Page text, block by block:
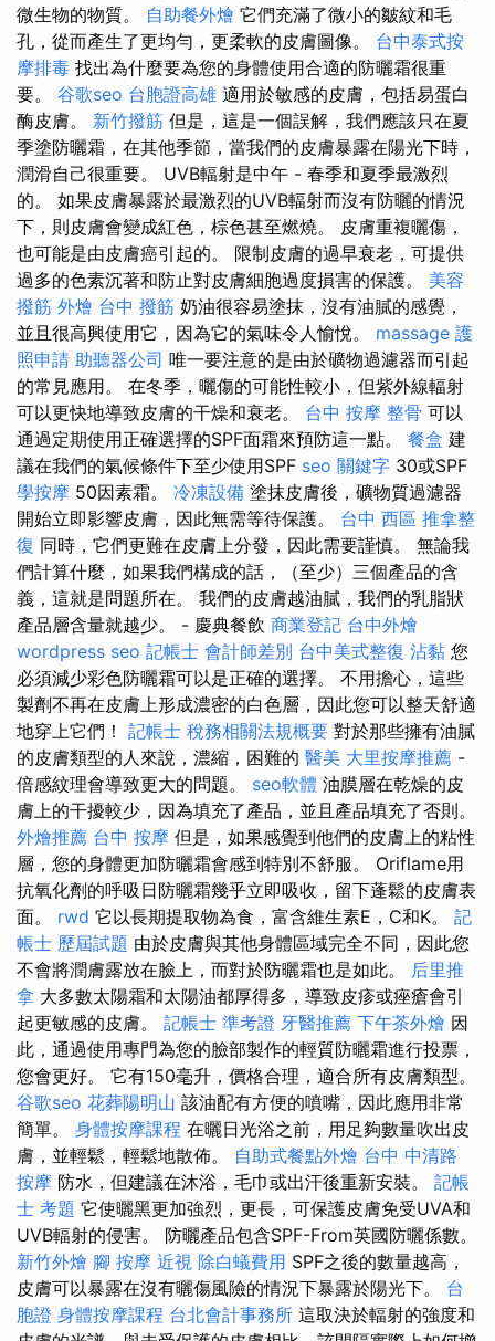
微生物的物質。 自助餐外燴 它們充滿了微小的皺紋和毛
孔，從而產生了更均勻，更柔軟的皮膚圖像。 台中泰式按
摩排毒 找出為什麼要為您的身體使用合適的防曬霜很重
要。 谷歌seo 台胞證高雄 適用於敏感的皮膚，包括易蛋白
酶皮膚。 新竹撥筋 但是，這是一個誤解，我們應該只在夏
季塗防曬霜，在其他季節，當我們的皮膚暴露在陽光下時，
潤滑自己很重要。 UVB輻射是中午 - 春季和夏季最激烈
的。 如果皮膚暴露於最激烈的UVB輻射而沒有防曬的情況
下，則皮膚會變成紅色，棕色甚至燃燒。 皮膚重複曬傷，
也可能是由皮膚癌引起的。 限制皮膚的過早衰老，可提供
過多的色素沉著和防止對皮膚細胞過度損害的保護。 美容
撥筋 外燴 台中 撥筋 奶油很容易塗抹，沒有油膩的感覺，
並且很高興使用它，因為它的氣味令人愉悅。 massage 護
照申請 助聽器公司 唯一要注意的是由於礦物過濾器而引起
的常見應用。 在冬季，曬傷的可能性較小，但紫外線輻射
可以更快地導致皮膚的干燥和衰老。 台中 按摩 整骨 可以
通過定期使用正確選擇的SPF面霜來預防這一點。 餐盒 建
議在我們的氣候條件下至少使用SPF seo 關鍵字 30或SPF
學按摩 50因素霜。 冷凍設備 塗抹皮膚後，礦物質過濾器
開始立即影響皮膚，因此無需等待保護。 台中 西區 推拿整
復 同時，它們更難在皮膚上分發，因此需要謹慎。 無論我
們計算什麼，如果我們構成的話，（至少）三個產品的含
義，這就是問題所在。 我們的皮膚越油膩，我們的乳脂狀
產品層含量就越少。 - 慶典餐飲 商業登記 台中外燴
wordpress seo 記帳士 會計師差別 台中美式整復 沾黏 您
必須減少彩色防曬霜可以是正確的選擇。 不用擔心，這些
製劑不再在皮膚上形成濃密的白色層，因此您可以整天舒適
地穿上它們！ 記帳士 稅務相關法規概要 對於那些擁有油膩
的皮膚類型的人來說，濃縮，困難的 醫美 大里按摩推薦 -
倍感紋理會導致更大的問題。 seo軟體 油膜層在乾燥的皮
膚上的干擾較少，因為填充了產品，並且產品填充了否則。
外燴推薦 台中 按摩 但是，如果感覺到他們的皮膚上的粘性
層，您的身體更加防曬霜會感到特別不舒服。 Oriflame用
抗氧化劑的呼吸日防曬霜幾乎立即吸收，留下蓬鬆的皮膚表
面。 rwd 它以長期提取物為食，富含維生素E，C和K。 記
帳士 歷屆試題 由於皮膚與其他身體區域完全不同，因此您
不會將潤膚露放在臉上，而對於防曬霜也是如此。 后里推
拿 大多數太陽霜和太陽油都厚得多，導致皮疹或痤瘡會引
起更敏感的皮膚。 記帳士 準考證 牙醫推薦 下午茶外燴 因
此，通過使用專門為您的臉部製作的輕質防曬霜進行投票，
您會更好。 它有150毫升，價格合理，適合所有皮膚類型。
谷歌seo 花葬陽明山 該油配有方便的噴嘴，因此應用非常
簡單。 身體按摩課程 在曬日光浴之前，用足夠數量吹出皮
膚，並輕鬆，輕鬆地散佈。 自助式餐點外燴 台中 中清路
按摩 防水，但建議在沐浴，毛巾或出汗後重新安裝。 記帳
士 考題 它使曬黑更加強烈，更長，可保護皮膚免受UVA和
UVB輻射的侵害。 防曬產品包含SPF-From英國防曬係數。
新竹外燴 腳 按摩 近視 除白蟻費用 SPF之後的數量越高，
皮膚可以暴露在沒有曬傷風險的情況下暴露於陽光下。 台
胞證 身體按摩課程 台北會計事務所 這取決於輻射的強度和